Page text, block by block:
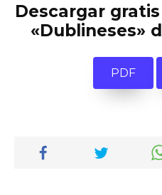
Descargar
«Dublineses»
PDF